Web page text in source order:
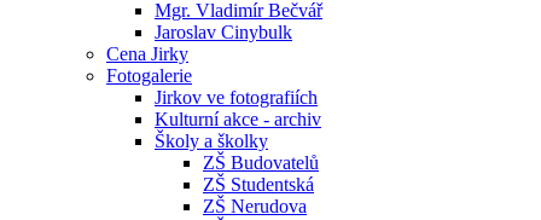
Mgr. Vladimír Bečvář
Jaroslav Cinybulk
Cena Jirky
Fotogalerie
Jirkov ve fotografiích
Kulturní akce - archiv
Školy a školky
ZŠ Budovatelů
ZŠ Studentská
ZŠ Nerudova